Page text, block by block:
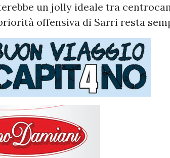
un jolly ideale tra
offensiva di Sarri resta